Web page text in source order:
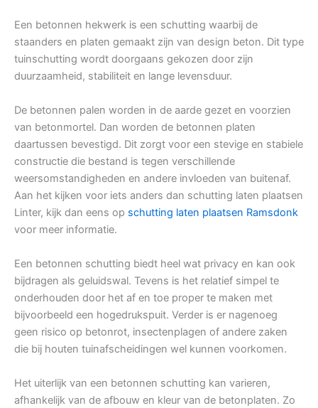
Een betonnen hekwerk is een schutting waarbij de
staanders en platen gemaakt zijn van design beton. Dit type
tuinschutting wordt doorgaans gekozen door zijn
duurzaamheid, stabiliteit en lange levensduur.
De betonnen palen worden in de aarde gezet en voorzien
van betonmortel. Dan worden de betonnen platen
daartussen bevestigd. Dit zorgt voor een stevige en stabiele
constructie die bestand is tegen verschillende
weersomstandigheden en andere invloeden van buitenaf.
Aan het kijken voor iets anders dan schutting laten plaatsen
Linter, kijk dan eens op schutting laten plaatsen Ramsdonk
voor meer informatie.
Een betonnen schutting biedt heel wat privacy en kan ook
bijdragen als geluidswal. Tevens is het relatief simpel te
onderhouden door het af en toe proper te maken met
bijvoorbeeld een hogedrukspuit. Verder is er nagenoeg
geen risico op betonrot, insectenplagen of andere zaken
die bij houten tuinafscheidingen wel kunnen voorkomen.
Het uiterlijk van een betonnen schutting kan varieren,
afhankelijk van de afbouw en kleur van de betonplaten. Zo